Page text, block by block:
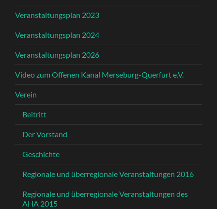
Veranstaltungsplan 2023
Veranstaltungsplan 2024
Veranstaltungsplan 2026
Video zum Offenen Kanal Merseburg-Querfurt e.V.
Verein
Beitritt
Der Vorstand
Geschichte
Regionale und überregionale Veranstaltungen 2016
Regionale und überregionale Veranstaltungen des
AHA 2015